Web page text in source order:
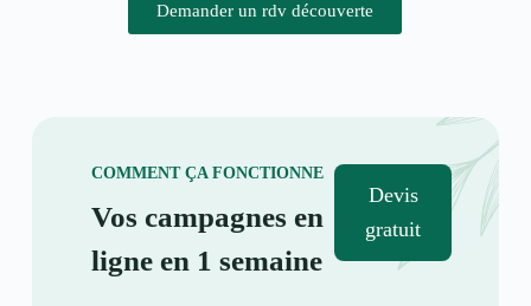
Demander un rdv découverte
COMMENT ÇA FONCTIONNE
Vos campagnes en
ligne en 1 semaine
Devis
gratuit